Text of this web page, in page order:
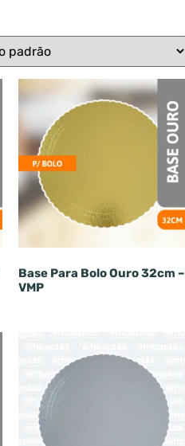
Base Para Bolo Ouro 32cm –
VMP